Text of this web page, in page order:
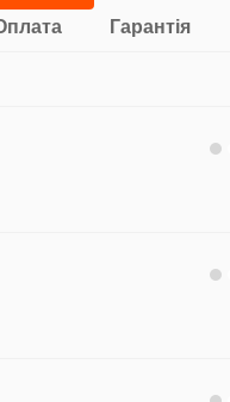
Гарантія